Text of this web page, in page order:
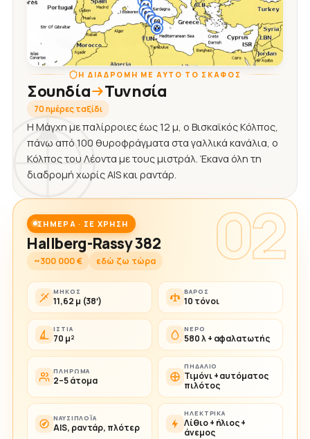
Η ΔΙΑΔΡΟΜΉ ΜΕ ΑΥΤΌ ΤΟ ΣΚΆΦΟΣ
Σουηδία Τυνησία
70 ημέρες ταξίδι
Η Μάγχη με παλίρροιες έως 12 μ, ο Βισκαϊκός Κόλπος,
πάνω από 100 θυροφράγματα στα γαλλικά κανάλια, ο
Κόλπος του Λέοντα με τους μιστράλ. Έκανα όλη τη
διαδρομή χωρίς AIS και ραντάρ.
02
ΣΉΜΕΡΑ · ΣΕ ΧΡΉΣΗ
Hallberg-Rassy 382
~300 000 € εδώ ζω τώρα
ΜΉΚΟΣ
11,62 μ (38′)
ΒΆΡΟΣ
10 τόνοι
ΙΣΤΊΑ
70 μ²
ΝΕΡΌ
580 λ + αφαλατωτής
ΠΛΉΡΩΜΑ
2–5 άτομα
ΠΗΔΆΛΙΟ
Τιμόνι + αυτόματος
πιλότος
ΝΑΥΣΙΠΛΟΪ́Α
AIS, ραντάρ, πλότερ
ΗΛΕΚΤΡΙΚΆ
Λίθιο + ήλιος +
άνεμος